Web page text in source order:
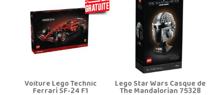
Voiture Lego Technic
Ferrari SF-24 F1 Lego Star Wars Casque de
The Mandalorian 75328